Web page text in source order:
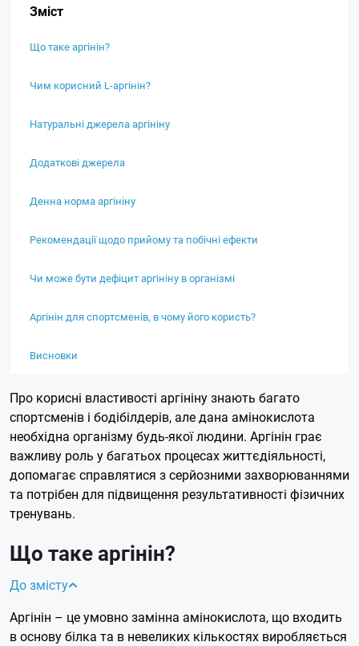
Зміст
Що таке аргінін?
Чим корисний L-аргінін?
Натуральні джерела аргініну
Додаткові джерела
Денна норма аргініну
Рекомендації щодо прийому та побічні ефекти
Чи може бути дефіцит аргініну в організмі
Аргінін для спортсменів, в чому його користь?
Висновки
Про корисні властивості аргініну знають багато
спортсменів і бодібілдерів, але дана амінокислота
необхідна організму будь-якої людини. Аргінін грає
важливу роль у багатьох процесах життєдіяльності,
допомагає справлятися з серйозними захворюваннями
та потрібен для підвищення результативності фізичних
тренувань.
Що таке аргінін?
До змісту
Аргінін – це умовно замінна амінокислота, що входить
в основу білка та в невеликих кількостях виробляється